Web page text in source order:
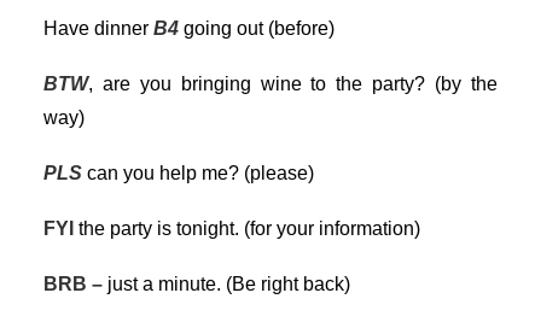
Have dinner B4 going out (before)
BTW, are you bringing wine to the party? (by the
way)
PLS can you help me? (please)
FYI the party is tonight. (for your information)
BRB – just a minute. (Be right back)